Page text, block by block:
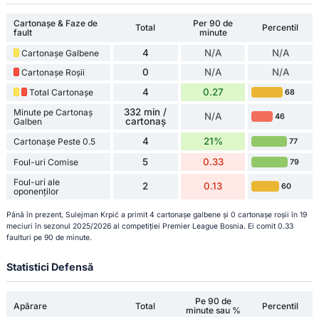
Cartonașe & Faze de
fault
Total
Per 90 de
minute
Percentil
Cartonașe Galbene 4 N/A N/A
Cartonașe Roșii 0 N/A N/A
Total Cartonașe 4 0.27 68
Minute pe Cartonaș
Galben
332 min /
cartonaș
N/A 46
Cartonașe Peste 0.5 4 21% 77
Foul-uri Comise 5 0.33 79
Foul-uri ale
oponenților
2 0.13 60
Până în prezent, Sulejman Krpić a primit 4 cartonașe galbene și 0 cartonașe roșii în 19
meciuri în sezonul 2025/2026 al competiției Premier League Bosnia. Ei comit 0.33
faulturi pe 90 de minute.
Statistici Defensă
Apărare Total
Pe 90 de
minute sau %
Percentil